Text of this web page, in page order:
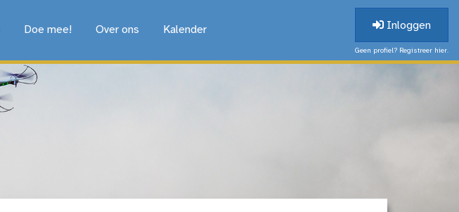
Doe mee! Over ons Kalender Inloggen
Geen profiel? Registreer hier.